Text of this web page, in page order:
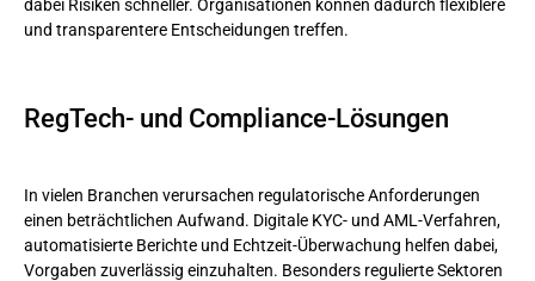
dabei Risiken schneller. Organisationen können dadurch flexiblere
und transparentere Entscheidungen treffen.
RegTech- und Compliance-Lösungen
In vielen Branchen verursachen regulatorische Anforderungen
einen beträchtlichen Aufwand. Digitale KYC- und AML-Verfahren,
automatisierte Berichte und Echtzeit-Überwachung helfen dabei,
Vorgaben zuverlässig einzuhalten. Besonders regulierte Sektoren